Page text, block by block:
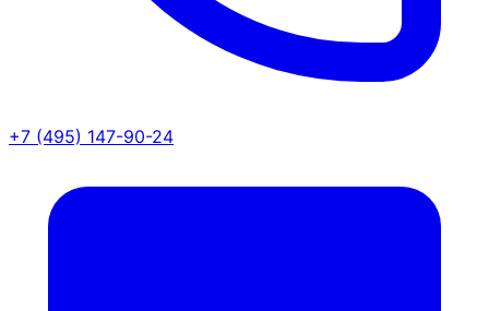
+7 (495) 147-90-24